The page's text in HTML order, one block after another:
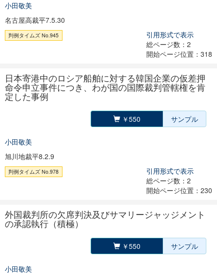
小田敬美
名古屋高裁平7.5.30
判例タイムズ No.945
引用形式で表示
総ページ数：2
開始ページ位置：318
日本寄港中のロシア船舶に対する韓国企業の仮差押
命令申立事件につき、わが国の国際裁判管轄権を肯
定した事例
￥550 サンプル
小田敬美
旭川地裁平8.2.9
判例タイムズ No.978
引用形式で表示
総ページ数：2
開始ページ位置：230
外国裁判所の欠席判決及びサマリージャッジメント
の承認執行（積極）
￥550 サンプル
小田敬美